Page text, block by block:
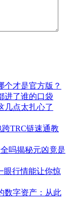
个才是官方版？
进了谁的口袋
几点太扎心了
TRC链速通教
吗揭秘元凶竟是
眼行情能让你惊
数字资产：从此